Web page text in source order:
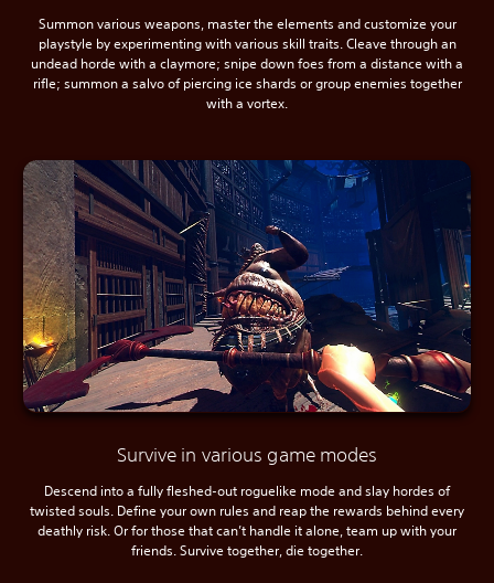
Summon various weapons, master the elements and customize your
playstyle by experimenting with various skill traits. Cleave through an
undead horde with a claymore; snipe down foes from a distance with a
rifle; summon a salvo of piercing ice shards or group enemies together
with a vortex.
Survive in various game modes
Descend into a fully fleshed-out roguelike mode and slay hordes of
twisted souls. Define your own rules and reap the rewards behind every
deathly risk. Or for those that can’t handle it alone, team up with your
friends. Survive together, die together.